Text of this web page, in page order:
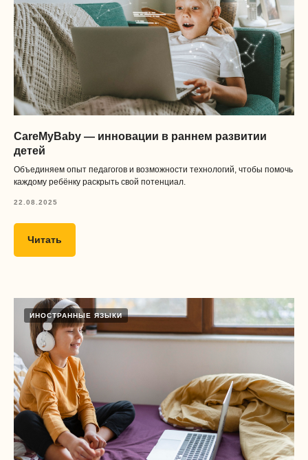
CareMyBaby — инновации в раннем развитии
детей
Объединяем опыт педагогов и возможности технологий, чтобы помочь
каждому ребёнку раскрыть свой потенциал.
22.08.2025
Читать
ИНОСТРАННЫЕ ЯЗЫКИ